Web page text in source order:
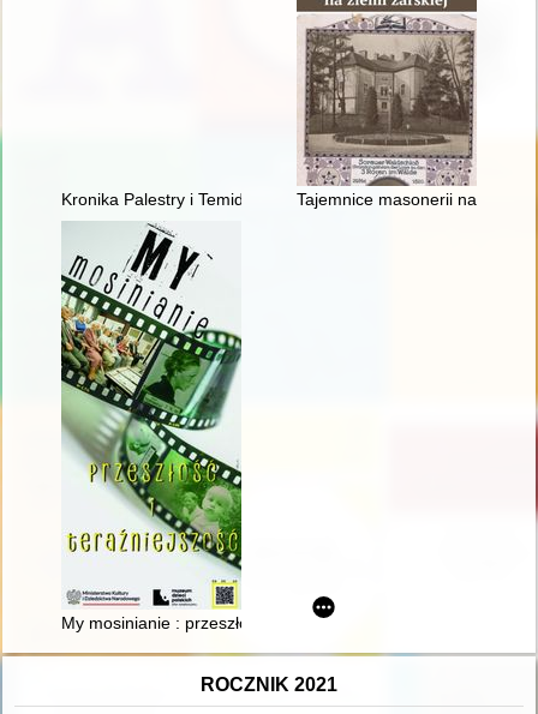
Kronika Palestry i Temidy w Poznaniu : mecze przyjaźni
Tajemnice masonerii na ziemi
My mosinianie : przeszłość i teraźniejszość
ROCZNIK 2021